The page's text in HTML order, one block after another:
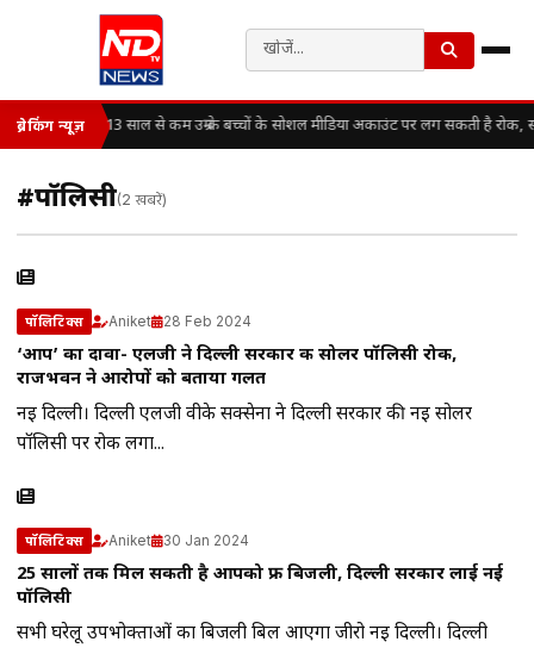
ब्रेकिंग न्यूज़ 13 साल से कम उम्र के बच्चों के सोशल मीडिया अकाउंट पर लग सकती है रोक,
#पॉलिसी(2 खबरें)
पॉलिटिक्स Aniket 28 Feb 2024
‘आप’ का दावा- एलजी ने दिल्ली सरकार की सोलर पॉलिसी रोकी,
राजभवन ने आरोपों को बताया गलत
नई दिल्ली। दिल्ली एलजी वीके सक्सेना ने दिल्ली सरकार की नई सोलर
पॉलिसी पर रोक लगा...
पॉलिटिक्स Aniket 30 Jan 2024
25 सालों तक मिल सकती है आपको फ्री बिजली, दिल्ली सरकार लाई नई
पॉलिसी
सभी घरेलू उपभोक्ताओं का बिजली बिल आएगा जीरो नई दिल्ली। दिल्ली